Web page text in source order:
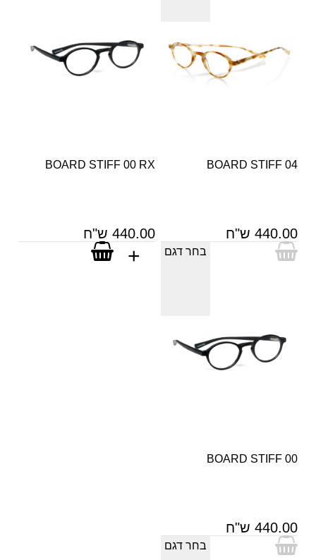
BOARD STIFF 04
440.00 ש"ח
בחר דגם
BOARD STIFF 00 RX
440.00 ש"ח
BOARD STIFF 00
440.00 ש"ח
בחר דגם